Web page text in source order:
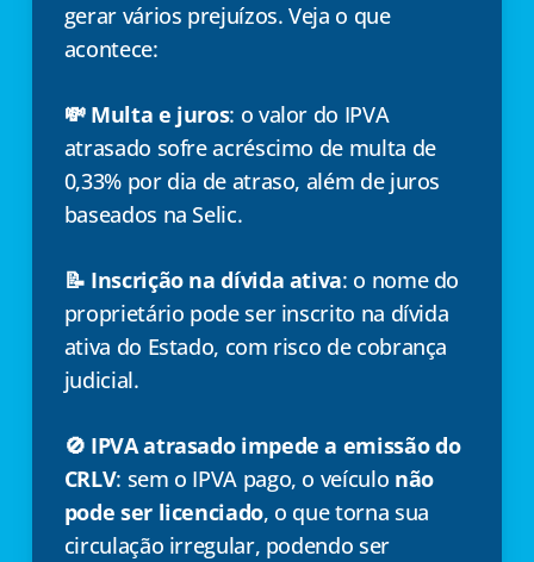
gerar vários prejuízos. Veja o que
acontece:
💸 Multa e juros: o valor do IPVA
atrasado sofre acréscimo de multa de
0,33% por dia de atraso, além de juros
baseados na Selic.
📝 Inscrição na dívida ativa: o nome do
proprietário pode ser inscrito na dívida
ativa do Estado, com risco de cobrança
judicial.
🚫 IPVA atrasado impede a emissão do
CRLV: sem o IPVA pago, o veículo não
pode ser licenciado, o que torna sua
circulação irregular, podendo ser